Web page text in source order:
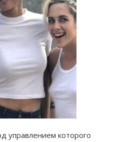
управлением которого